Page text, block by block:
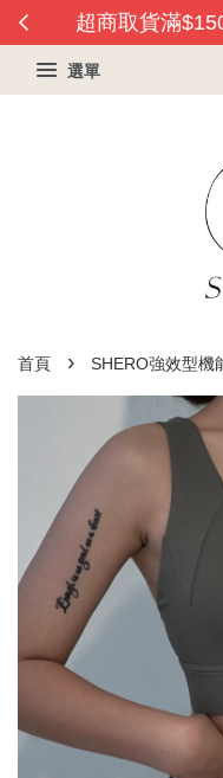
超商取貨滿
選單
首頁 › SHERO強效型機